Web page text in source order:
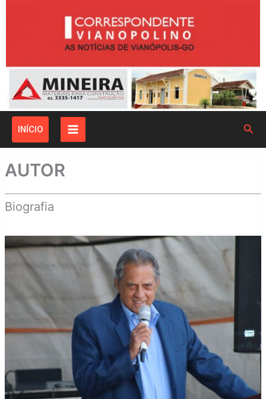
INÍCIO
AUTOR
Biografia